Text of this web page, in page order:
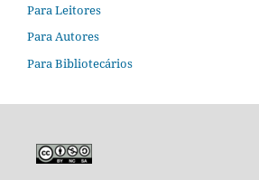
Para Leitores
Para Autores
Para Bibliotecários